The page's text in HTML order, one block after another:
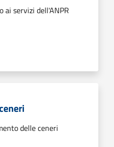
ai servizi dell'ANPR
delle ceneri